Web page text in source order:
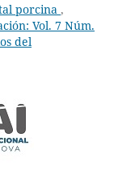
porcina ,
Vol. 7 Núm.
del